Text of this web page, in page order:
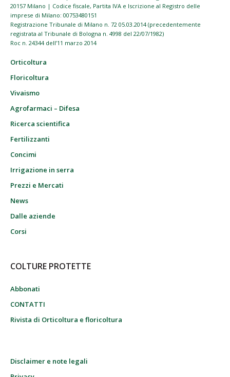
20157 Milano | Codice fiscale, Partita IVA e Iscrizione al Registro delle
imprese di Milano: 00753480151
Registrazione Tribunale di Milano n. 72 05.03.2014 (precedentemente
registrata al Tribunale di Bologna n. 4998 del 22/07/1982)
Roc n. 24344 dell’11 marzo 2014
Orticoltura
Floricoltura
Vivaismo
Agrofarmaci – Difesa
Ricerca scientifica
Fertilizzanti
Concimi
Irrigazione in serra
Prezzi e Mercati
News
Dalle aziende
Corsi
COLTURE PROTETTE
Abbonati
CONTATTI
Rivista di Orticoltura e floricoltura
Disclaimer e note legali